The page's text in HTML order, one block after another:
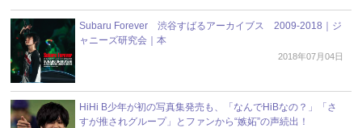
Subaru Forever 渋谷すばるアーカイブス 2009-2018｜ジ
ャニーズ研究会｜本
2018年07月04日
HiHi B少年が初の写真集発売も、「なんでHiBなの？」「さ
すが推されグループ」とファンから“嫉妬”の声続出！